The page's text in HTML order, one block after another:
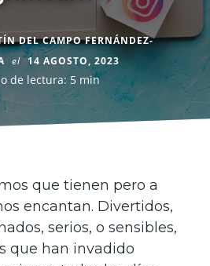
DEL CAMPO FERNÁNDEZ-
el 14 AGOSTO, 2023
de lectura: 5 min
que tienen pero a
encantan. Divertidos,
serios, o sensibles,
que han invadido